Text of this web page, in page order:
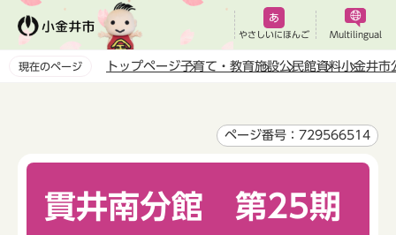
ペ
やさしいにほんご Multilingual
現在のページ トップページ子育て・教育施設公民館資料小金井市
ページ番号：729566514
貫井南分館 第25期